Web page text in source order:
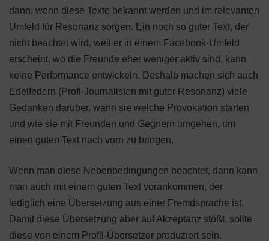
dann, wenn diese Texte bekannt werden und im relevanten
Umfeld für Resonanz sorgen. Ein noch so guter Text, der
nicht beachtet wird, weil er in einem Facebook-Umfeld
erscheint, wo die Freunde eher weniger aktiv sind, kann
keine Performance entwickeln. Deshalb machen sich auch
Edelfedern (Profi-Journalisten mit guter Resonanz) viele
Gedanken darüber, wann sie welche Provokation starten
und wie sie mit Freunden und Gegnern umgehen, um
einen guten Text nach vorn zu bringen.
Wenn man diese Nebenbedingungen beachtet, dann kann
man auch mit einem guten Text vorankommen, der
lediglich eine Übersetzung aus einer Fremdsprache ist.
Damit diese Übersetzung aber auf Akzeptanz stößt, sollte
diese von einem Profil-Übersetzer produziert sein.